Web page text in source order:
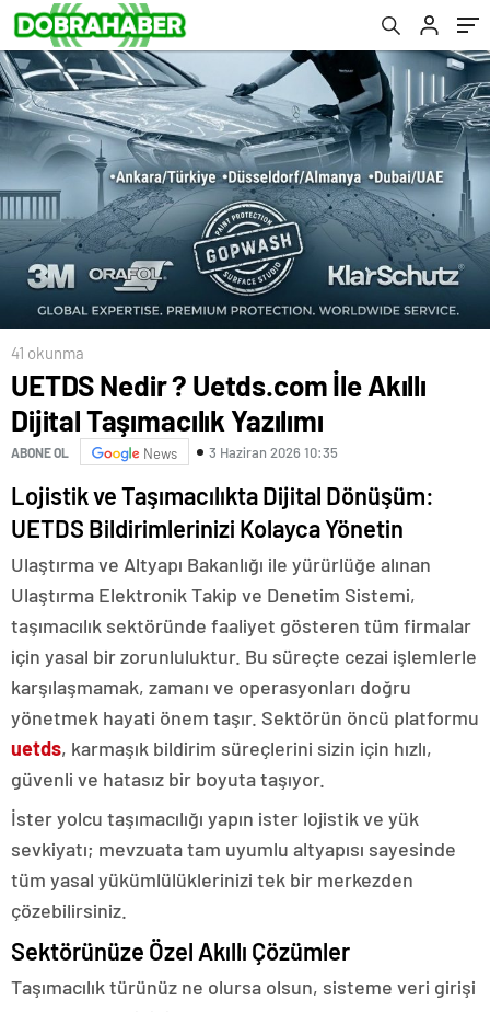
41 okunma
UETDS Nedir ? Uetds.com İle Akıllı
Dijital Taşımacılık Yazılımı
ABONE OL News 3 Haziran 2026 10:35
Lojistik ve Taşımacılıkta Dijital Dönüşüm:
UETDS Bildirimlerinizi Kolayca Yönetin
Ulaştırma ve Altyapı Bakanlığı ile yürürlüğe alınan
Ulaştırma Elektronik Takip ve Denetim Sistemi,
taşımacılık sektöründe faaliyet gösteren tüm firmalar
için yasal bir zorunluluktur. Bu süreçte cezai işlemlerle
karşılaşmamak, zamanı ve operasyonları doğru
yönetmek hayati önem taşır. Sektörün öncü platformu
uetds, karmaşık bildirim süreçlerini sizin için hızlı,
güvenli ve hatasız bir boyuta taşıyor.
İster yolcu taşımacılığı yapın ister lojistik ve yük
sevkiyatı; mevzuata tam uyumlu altyapısı sayesinde
tüm yasal yükümlülüklerinizi tek bir merkezden
çözebilirsiniz.
Sektörünüze Özel Akıllı Çözümler
Taşımacılık türünüz ne olursa olsun, sisteme veri girişi